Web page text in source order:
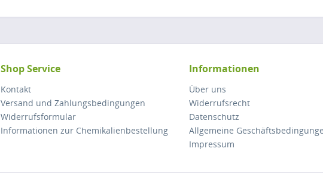
Shop Service
Kontakt
Versand und Zahlungsbedingungen
Widerrufsformular
Informationen zur Chemikalienbestellung
Informationen
Über uns
Widerrufsrecht
Datenschutz
Allgemeine
Impressum